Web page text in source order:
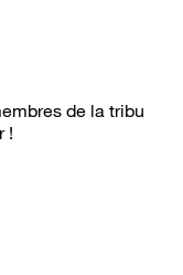
de la tribu
!